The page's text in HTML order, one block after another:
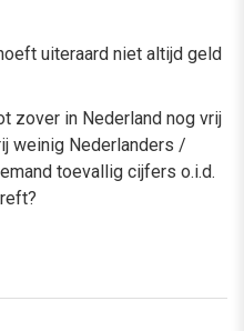
uiteraard niet altijd geld
zover in Nederland nog vrij
weinig Nederlanders /
toevallig cijfers o.i.d.